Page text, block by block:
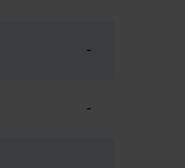
-
-